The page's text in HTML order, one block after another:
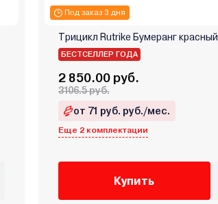
Под заказ 3 дня
Трицикл Rutrike Бумеранг красный
БЕСТСЕЛЛЕР ГОДА
2 850.00 руб.
3106.5 руб.
от 71 руб. руб./мес.
Еще 2 комплектации
Купить